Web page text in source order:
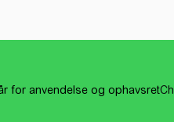
for anvendelse og ophavsret